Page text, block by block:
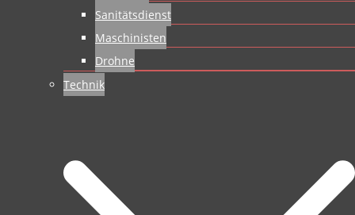
Sanitätsdienst
Maschinisten
Drohne
Technik